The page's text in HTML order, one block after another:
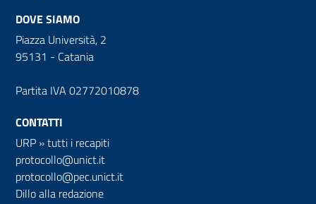
DOVE SIAMO
Piazza Università, 2
95131 - Catania
Partita IVA 02772010878
CONTATTI
URP »tutti i recapiti
protocollo@unict.it
protocollo@pec.unict.it
Dillo alla redazione